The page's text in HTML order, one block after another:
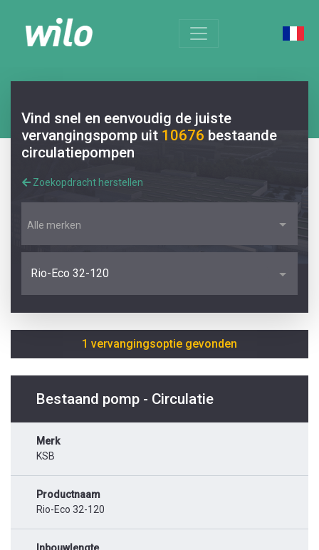
Vind snel en eenvoudig de juiste
vervangingspomp uit 10676 bestaande
circulatiepompen
Zoekopdracht herstellen
Alle merken
Rio-Eco 32-120
1 vervangingsoptie gevonden
Bestaand pomp - Circulatie
Merk
KSB
Productnaam
Rio-Eco 32-120